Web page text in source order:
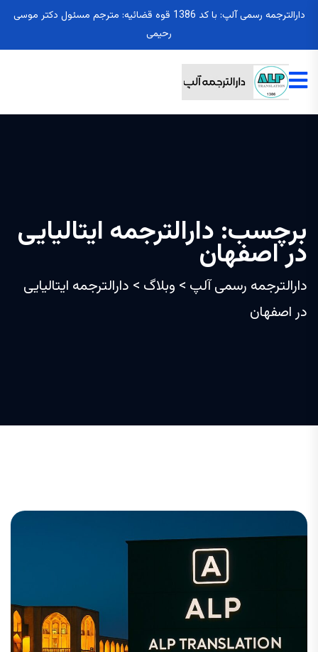
دارالترجمه رسمی آلپ: با کد 1386 قوه قضائیه: مترجم مسئول دکتر موسی
رحیمی
برچسب: دارالترجمه ایتالیایی
در اصفهان
دارالترجمه رسمی آلپ > وبلاگ > دارالترجمه ایتالیایی
در اصفهان